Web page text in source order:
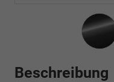
Beschreibung